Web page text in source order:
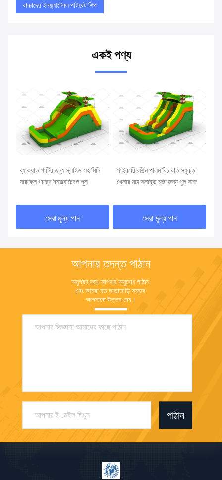
বাচ্চাদের ইনফ্ল্যাটেবল পাইরেট শিপ
একই পণ্য
ব্যাকয়ার্ড পার্টির জন্য স্লাইড সহ মিনি
নারকেল গাছের ইনফ্ল্যাটেবল পুল
সেরা মূল্য পান
পাইকারি রঙিন পালম বিচ বাতাসযুক্ত
খেলার মাঠ স্লাইড মজা জন্য পুল সঙ্গে
সেরা মূল্য পান
আপনার তদন্ত পাঠান
অনুগ্রহ করে আপনার অনুরোধ পাঠান
এবং আমরা যত তাড়াতাড়ি সম্ভব
আপনাকে উত্তর দেব।
পাঠান